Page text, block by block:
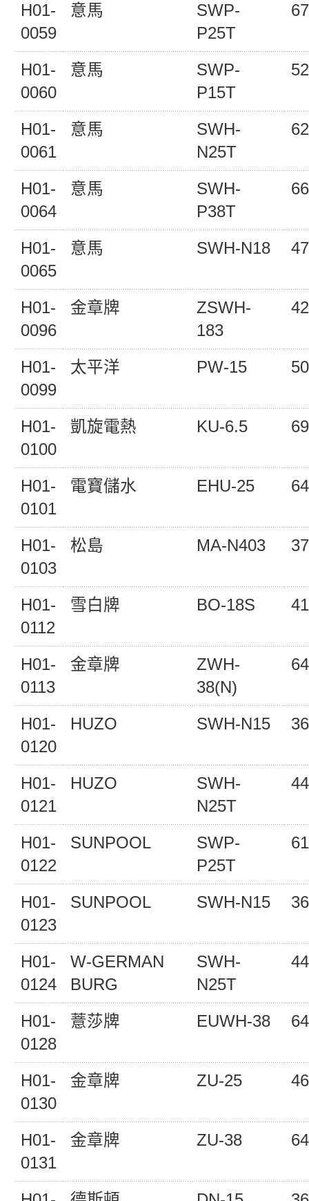
H01-
0059
意馬
SWP-
P25T
67
H01-
0060
意馬
SWP-
P15T
52
H01-
0061
意馬
SWH-
N25T
62
H01-
0064
意馬
SWH-
P38T
66
H01-
0065
意馬 SWH-N18 47
H01-
0096
金章牌
ZSWH-
183
42
H01-
0099
太平洋 PW-15 50
H01-
0100
凱旋電熱 KU-6.5 69
H01-
0101
電寶儲水 EHU-25 64
H01-
0103
松島 MA-N403 37
H01-
0112
雪白牌 BO-18S 41
H01-
0113
金章牌
ZWH-
38(N)
64
H01-
0120
HUZO SWH-N15 36
H01-
0121
HUZO
SWH-
N25T
44
H01-
0122
SUNPOOL
SWP-
P25T
61
H01-
0123
SUNPOOL SWH-N15 36
H01-
0124
W-GERMAN
BURG
SWH-
N25T
44
H01-
0128
薏莎牌 EUWH-38 64
H01-
0130
金章牌 ZU-25 46
H01-
0131
金章牌 ZU-38 64